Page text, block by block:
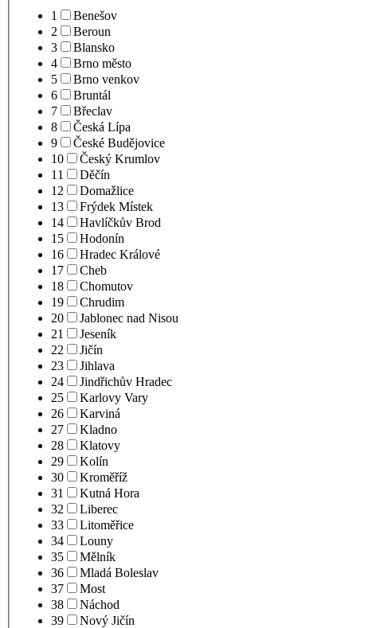
1
Benešov
2
Beroun
3
Blansko
4
Brno město
5
Brno venkov
6
Bruntál
7
Břeclav
8
Česká Lípa
9
České Budějovice
10
Český Krumlov
11
Děčín
12
Domažlice
13
Frýdek Místek
14
Havlíčkův Brod
15
Hodonín
16
Hradec Králové
17
Cheb
18
Chomutov
19
Chrudim
20
Jablonec nad Nisou
21
Jeseník
22
Jičín
23
Jihlava
24
Jindřichův Hradec
25
Karlovy Vary
26
Karviná
27
Kladno
28
Klatovy
29
Kolín
30
Kroměříž
31
Kutná Hora
32
Liberec
33
Litoměřice
34
Louny
35
Mělník
36
Mladá Boleslav
37
Most
38
Náchod
39
Nový Jičín